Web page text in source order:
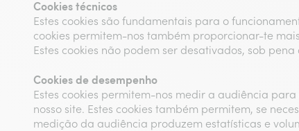
Cookies técnicos
Estes cookies são fundamentais para o
cookies permitem-nos também proporcionar-te
Estes cookies não podem ser desativados, sob
Cookies de desempenho
Estes cookies permitem-nos medir a audiência
nosso site. Estes cookies também permitem, se
medição da audiência produzem estatísticas e